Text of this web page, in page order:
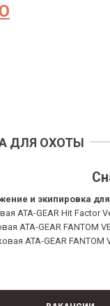
ДЛЯ ОХОТЫ
и экипировка
ATA-GEAR Hit Factor
ATA-GEAR FANTOM
ATA-GEAR FANTOM